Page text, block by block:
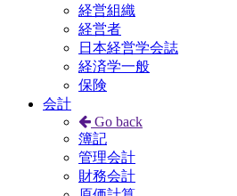
経営組織
経営者
日本経営学会誌
経済学一般
保険
会計
Go back
簿記
管理会計
財務会計